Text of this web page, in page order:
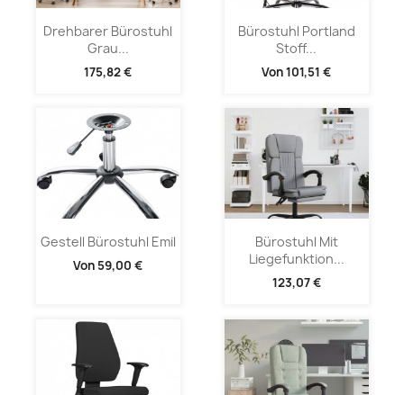
Drehbarer Bürostuhl
Grau...
175,82 €
Bürostuhl Portland
Stoff...
Von101,51 €
Gestell Bürostuhl Emil
Von 59,00 €
Bürostuhl Mit
Liegefunktion...
123,07 €